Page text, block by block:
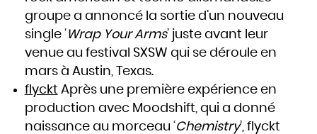
groupe a annoncé la sortie d’un nouveau
single ‘Wrap Your Arms’ juste avant leur
venue au festival SXSW qui se déroule en
mars à Austin, Texas.
flyckt Après une première expérience en
production avec Moodshift, qui a donné
naissance au morceau ‘Chemistry’, flyckt